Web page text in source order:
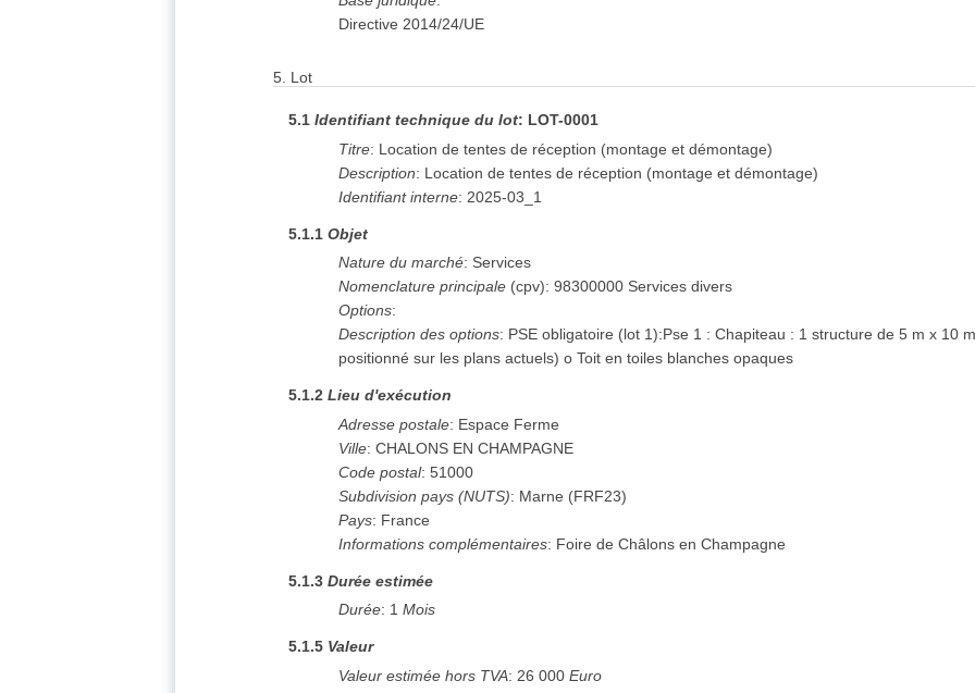
Directive 2014/24/UE
5. Lot
5.1Identifiant technique du lot: LOT-0001
Titre: Location de tentes de réception (montage et démontage)
Description: Location de tentes de réception (montage et démontage)
Identifiant interne: 2025-03_1
5.1.1Objet
Nature du marché: Services
Nomenclature principale (cpv):98300000 Services divers
Options:
Description des options: PSE obligatoire (lot 1):Pse 1 : Chapiteau : 1 structure de 5 m x 10
positionné sur les plans actuels) o Toit en toiles blanches opaques
5.1.2Lieu d'exécution
Adresse postale: Espace Ferme
Ville:CHALONS EN CHAMPAGNE
Code postal:51000
Subdivision pays (NUTS): Marne (FRF23)
Pays: France
Informations complémentaires: Foire de Châlons en Champagne
5.1.3Durée estimée
Durée: 1 Mois
5.1.5 Valeur
Valeur estimée hors TVA: 26 000 Euro